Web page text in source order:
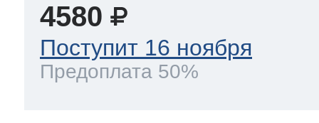
4580
Поступит 16 ноября
Предоплата 50%